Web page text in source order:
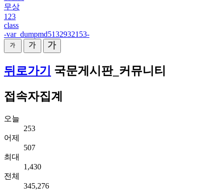
무상
123
class
-var_dumpmd5132932153-
뒤로가기
국문게시판_커뮤니티
접속자집계
오늘
253
어제
507
최대
1,430
전체
345,276